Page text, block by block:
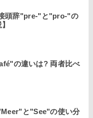
頭辞"pre-"と"pro-"の
の違いは? 両者比べ
と"See"の使い分